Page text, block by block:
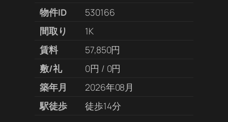
物件ID
530166
間取り
1K
賃料
57,850円
敷/礼
0円 / 0円
築年月
2026年08月
駅徒歩
徒歩14分